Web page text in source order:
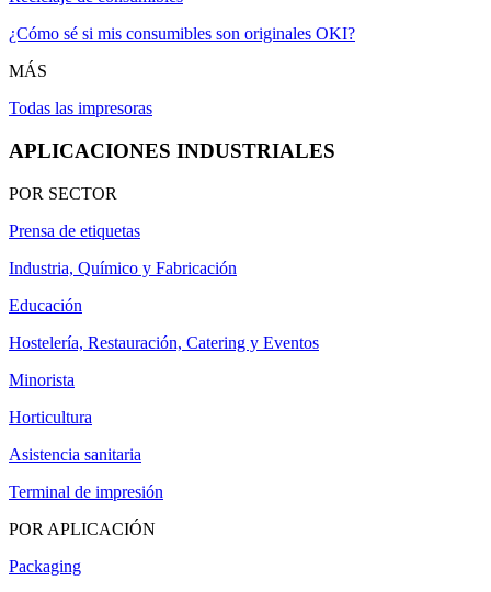
¿Cómo sé si mis consumibles son originales OKI?
MÁS
Todas las impresoras
APLICACIONES INDUSTRIALES
POR SECTOR
Prensa de etiquetas
Industria, Químico y Fabricación
Educación
Hostelería, Restauración, Catering y Eventos
Minorista
Horticultura
Asistencia sanitaria
Terminal de impresión
POR APLICACIÓN
Packaging